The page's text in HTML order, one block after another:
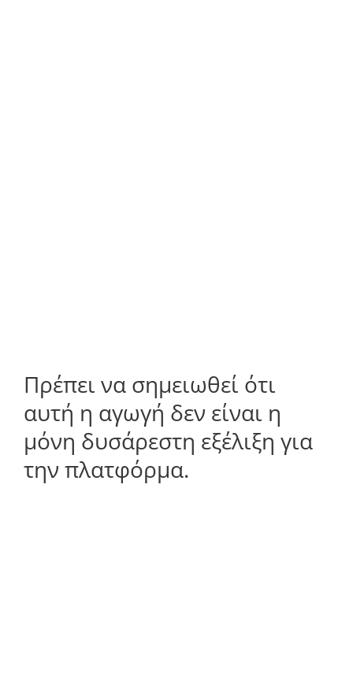
Πρέπει να σημειωθεί ότι
αυτή η αγωγή δεν είναι η
μόνη δυσάρεστη εξέλιξη για
την πλατφόρμα.